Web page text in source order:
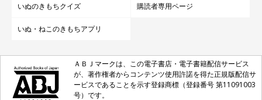
いぬのきもちクイズ 購読者専用ページ
いぬ・ねこのきもちアプリ
ＡＢＪマークは、この電子書店・電子書籍配信サービス
が、著作権者からコンテンツ使用許諾を得た正規版配信サ
ービスであることを示す登録商標（登録番号 第11091003
号）です。